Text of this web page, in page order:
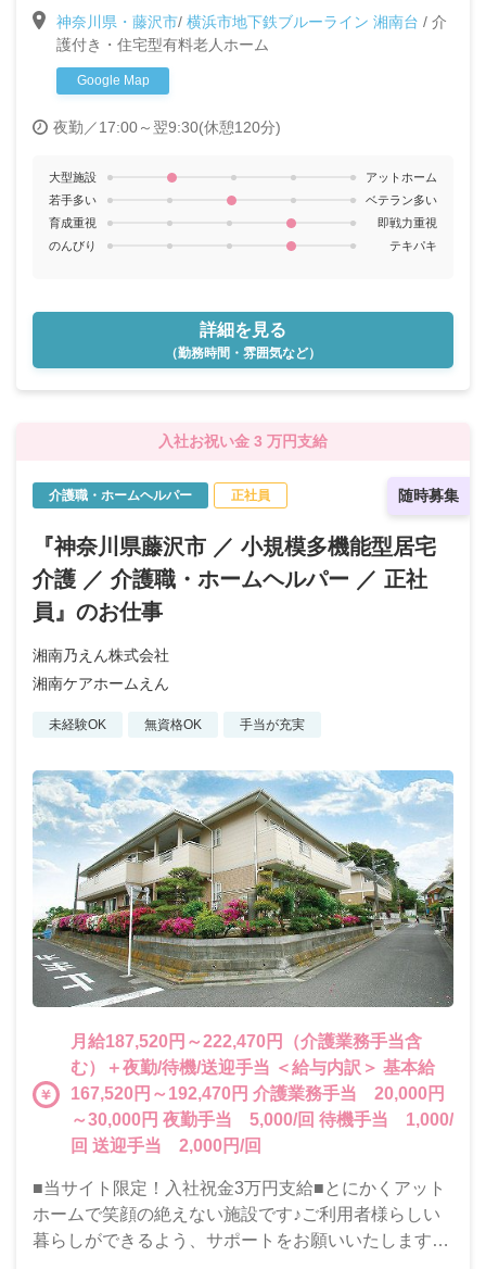
神奈川県・藤沢市/ 横浜市地下鉄ブルーライン 湘南台 / 介
護付き・住宅型有料老人ホーム
Google Map
夜勤／17:00～翌9:30(休憩120分)
大型施設
アットホーム
若手多い
ベテラン多い
育成重視
即戦力重視
のんびり
テキパキ
詳細を見る
（勤務時間・雰囲気など）
入社お祝い金 3 万円支給
随時募集
介護職・ホームヘルパー 正社員
『神奈川県藤沢市 ／ 小規模多機能型居宅
介護 ／ 介護職・ホームヘルパー ／ 正社
員』のお仕事
湘南乃えん株式会社
湘南ケアホームえん
未経験OK 無資格OK 手当が充実
月給187,520円～222,470円（介護業務手当含
む）＋夜勤/待機/送迎手当 ＜給与内訳＞ 基本給
167,520円～192,470円 介護業務手当 20,000円
～30,000円 夜勤手当 5,000/回 待機手当 1,000/
回 送迎手当 2,000円/回
■当サイト限定！入社祝金3万円支給■とにかくアット
ホームで笑顔の絶えない施設です♪ご利用者様らしい
暮らしができるよう、サポートをお願いいたします。